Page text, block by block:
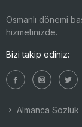
Osmanlı dönemi
hizmetinizde.
Bizi takip ediniz:
Almanca Sözlük